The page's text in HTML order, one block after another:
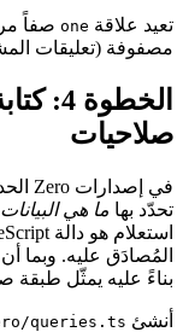
تعيد علاقةoneصفاً
مصفوفة (تعليقات
الخطوة
صلاحيات
في إصدارات Zero الحديثة، تُعدّ
تحدّد بهاما هي البيانات
استعلام هو دالة TypeScript تتلقّى وسيط
المُصادَق عليه. وبما أن
بناءً عليه يمثّل طبقة
أنشئqueries.ts